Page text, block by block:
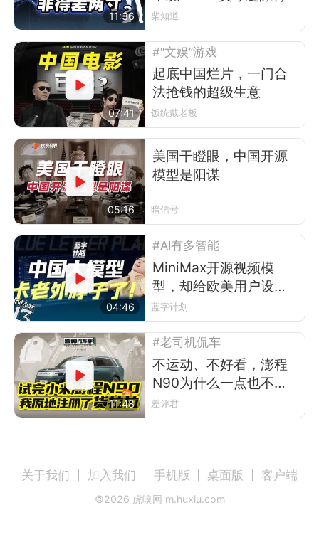
11:36
后的行业故事
柴知道
07:41
#“文娱”游戏
起底中国烂片，一门合
法抢钱的超级生意
饭统戴老板
05:16
美国干瞪眼，中国开源
模型是阳谋
暗信号
04:46
#AI有多智能
MiniMax开源视频模
型，却给欧美用户设了
道门槛
蓝字计划
11:48
#老司机侃车
不运动、不好看，澎程
N90为什么一点也不像
小米？
差评君
关于我们 加入我们 手机版 桌面版 客户端
©2026 虎嗅网 m.huxiu.com